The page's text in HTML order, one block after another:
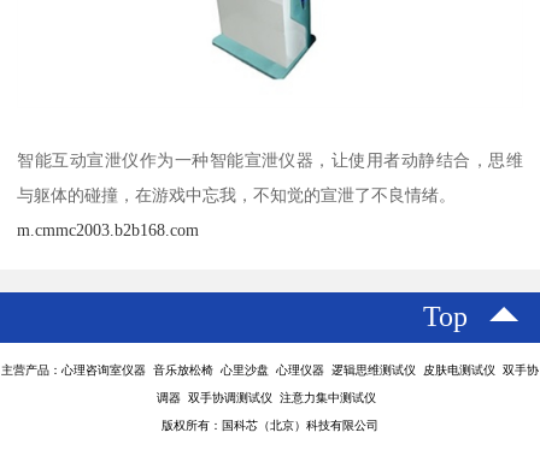
智能互动宣泄仪作为一种智能宣泄仪器，让使用者动静结合，思维
与躯体的碰撞，在游戏中忘我，不知觉的宣泄了不良情绪。
m.cmmc2003.b2b168.com
Top
主营产品：心理咨询室仪器 音乐放松椅 心里沙盘 心理仪器 逻辑思维测试仪 皮肤电测试仪 双手协
调器 双手协调测试仪 注意力集中测试仪
版权所有：国科芯（北京）科技有限公司